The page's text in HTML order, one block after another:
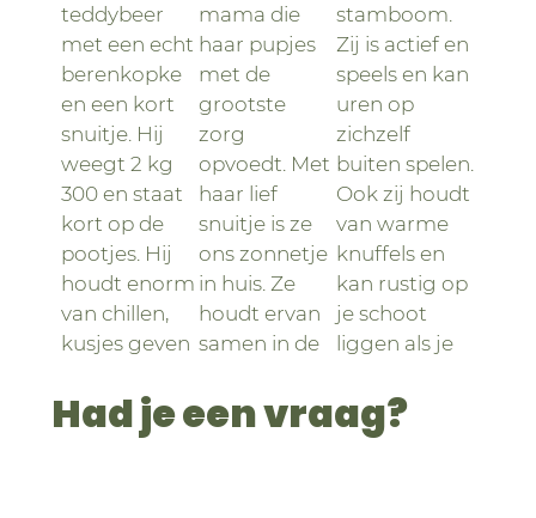
teddybeer
met een echt
berenkopke
en een kort
snuitje. Hij
weegt 2 kg
300 en staat
kort op de
pootjes. Hij
houdt enorm
van chillen,
kusjes geven
slapen.
mama die
haar pupjes
met de
grootste
zorg
opvoedt. Met
haar lief
snuitje is ze
ons zonnetje
in huis. Ze
houdt ervan
samen in de
en gestreeld
te worden.
stamboom.
Zij is actief en
speels en kan
uren op
zichzelf
buiten spelen.
Ook zij houdt
van warme
knuffels en
kan rustig op
je schoot
liggen als je
streelt.
Had je een vraag?